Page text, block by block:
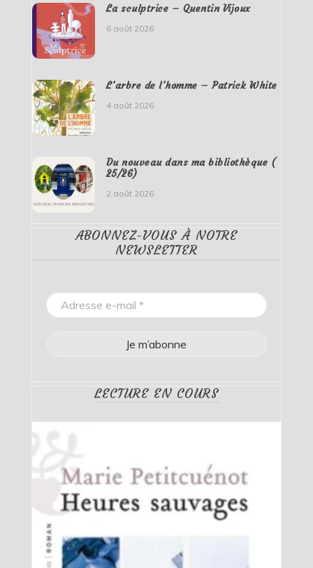
La sculptrice – Quentin Vijoux
6 août 2026
L’arbre de l’homme – Patrick White
4 août 2026
Du nouveau dans ma bibliothèque (
25/26)
2 août 2026
ABONNEZ-VOUS À NOTRE
NEWSLETTER
LECTURE EN COURS